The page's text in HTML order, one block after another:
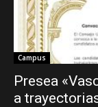
Campus
Presea
a